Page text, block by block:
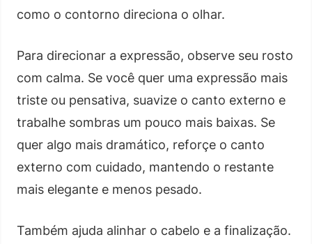
como o contorno direciona o olhar.
Para direcionar a expressão, observe seu rosto
com calma. Se você quer uma expressão mais
triste ou pensativa, suavize o canto externo e
trabalhe sombras um pouco mais baixas. Se
quer algo mais dramático, reforçe o canto
externo com cuidado, mantendo o restante
mais elegante e menos pesado.
Também ajuda alinhar o cabelo e a finalização.